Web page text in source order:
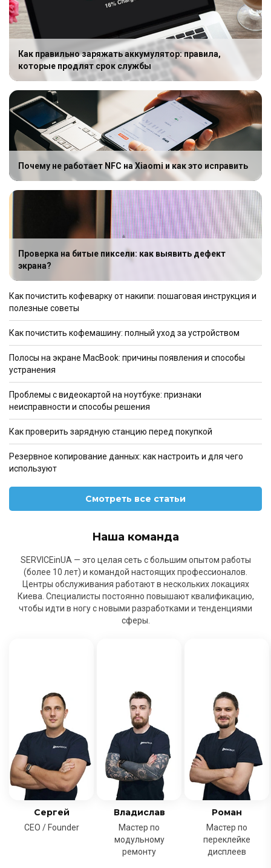
Как правильно заряжать аккумулятор: правила,
которые продлят срок службы
Почему не работает NFC на Xiaomi и как это исправить
Проверка на битые пиксели: как выявить дефект
экрана?
Как почистить кофеварку от накипи: пошаговая инструкция и
полезные советы
Как почистить кофемашину: полный уход за устройством
Полосы на экране MacBook: причины появления и способы
устранения
Проблемы с видеокартой на ноутбуке: признаки
неисправности и способы решения
Как проверить зарядную станцию перед покупкой
Резервное копирование данных: как настроить и для чего
используют
Смотреть все статьи
Наша команда
SERVICEinUA — это целая сеть с большим опытом работы
(более 10 лет) и командой настоящих профессионалов.
Центры обслуживания работают в нескольких локациях
Киева. Специалисты постоянно повышают квалификацию,
чтобы идти в ногу с новыми разработками и тенденциями
сферы.
Сергей
CEO / Founder
Владислав
Мастер по
модульному
ремонту
Роман
Мастер по
переклейке
дисплеев